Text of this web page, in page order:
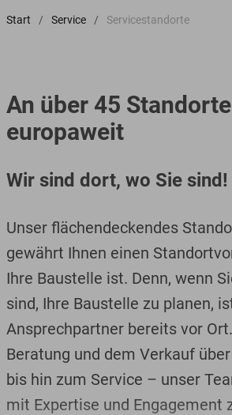
Start Service Servicestandorte
An über 45
europaweit
Wir sind dort, wo Sie sind!
Unser flächendeckendes
gewährt Ihnen einen
Ihre Baustelle ist. Denn, wenn
sind, Ihre Baustelle zu planen,
Ansprechpartner bereits vor
Beratung und dem Verkauf
bis hin zum Service – unser
mit Expertise und Engagement